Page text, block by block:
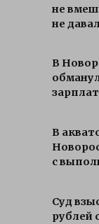
не
не
В
В
с
Суд
рублей